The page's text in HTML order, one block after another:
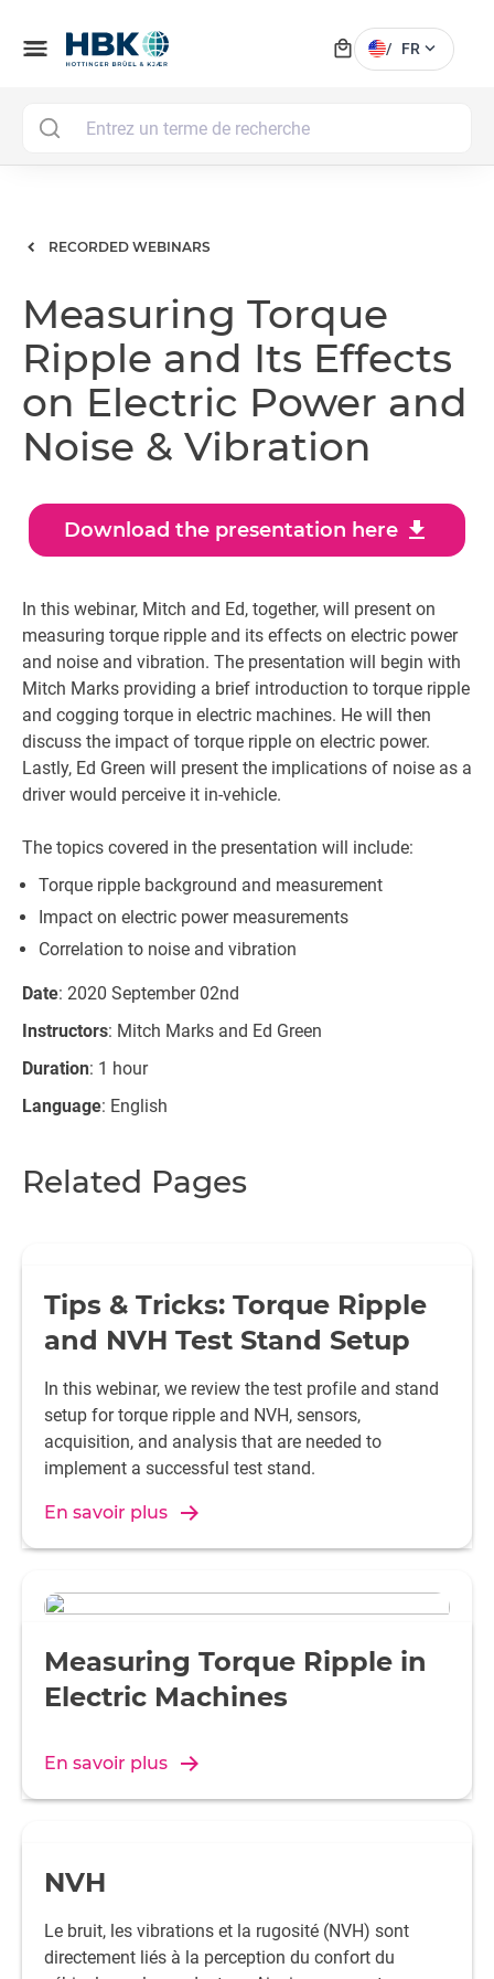
menu local_mall / FR expand_more
RECORDED WEBINARS
Measuring Torque
Ripple and Its Effects
on Electric Power and
Noise & Vibration
Download the presentation here download
In this webinar, Mitch and Ed, together, will present on
measuring torque ripple and its effects on electric power
and noise and vibration. The presentation will begin with
Mitch Marks providing a brief introduction to torque ripple
and cogging torque in electric machines. He will then
discuss the impact of torque ripple on electric power.
Lastly, Ed Green will present the implications of noise as a
driver would perceive it in-vehicle.
The topics covered in the presentation will include:
Torque ripple background and measurement
Impact on electric power measurements
Correlation to noise and vibration
Date: 2020 September 02nd
Instructors: Mitch Marks and Ed Green
Duration: 1 hour
Language: English
Related Pages
Tips & Tricks: Torque Ripple
and NVH Test Stand Setup
In this webinar, we review the test profile and stand
setup for torque ripple and NVH, sensors,
acquisition, and analysis that are needed to
implement a successful test stand.
En savoir plus
Measuring Torque Ripple in
Electric Machines
En savoir plus
NVH
Le bruit, les vibrations et la rugosité (NVH) sont
directement liés à la perception du confort du